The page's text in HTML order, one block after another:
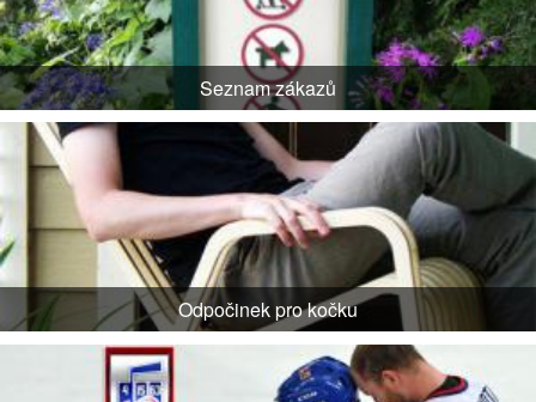
Seznam zákazů
Odpočinek pro kočku